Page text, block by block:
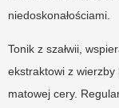
niedoskonałościami.
Tonik z szałwii,
ekstraktowi z wierzby
matowej cery.